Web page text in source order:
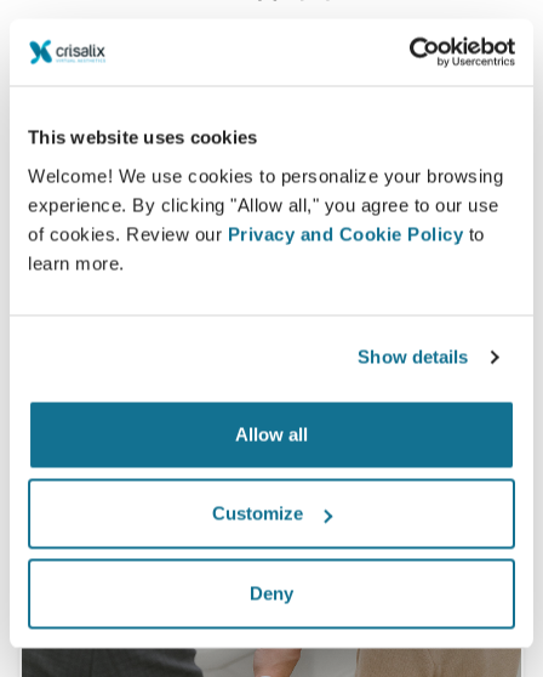
This website uses cookies
Welcome! We use cookies to personalize your browsing
experience. By clicking "Allow all," you agree to our use
of cookies. Review our Privacy and Cookie Policy to
learn more.
Show details
Allow all
Customize
Deny
Pietro Loschi
님과의 다음 약속에서 3D 시뮬레이션을 볼 수 있습니다.
집에서 새로운 모습을 볼 수 있는 액세스 권한을 얻으면 친
구들과 모습을 공유하고 더 나은 정보에 입각한 결정을 내
릴 수 있습니다.